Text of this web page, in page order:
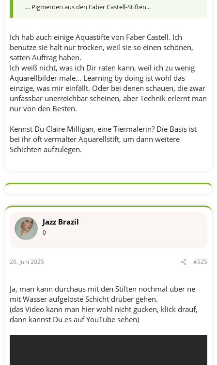
.... Pigmenten aus den Faber Castell-Stiften...
Ich hab auch einige Aquastifte von Faber Castell. Ich
benutze sie halt nur trocken, weil sie so einen schönen,
satten Auftrag haben.
Ich weiß nicht, was ich Dir raten kann, weil ich zu wenig
Aquarellbilder male... Learning by doing ist wohl das
einzige, was mir einfällt. Oder bei denen schauen, die zwar
unfassbar unerreichbar scheinen, aber Technik erlernt man
nur von den Besten.
Kennst Du Claire Milligan, eine Tiermalerin? Die Basis ist
bei ihr oft vermalter Aquarellstift, um dann weitere
Schichten aufzulegen.
Jazz Brazil
0
20. Juni 2025 #525
Ja, man kann durchaus mit den Stiften nochmal über ne
mit Wasser aufgelöste Schicht drüber gehen.
(das Video kann man hier wohl nicht gucken, klick drauf,
dann kannst Du es auf YouTube sehen)